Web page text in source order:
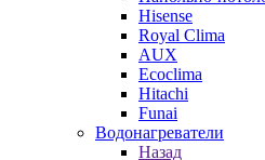
Hisense
Royal Clima
AUX
Ecoclima
Hitachi
Funai
Водонагреватели
Назад